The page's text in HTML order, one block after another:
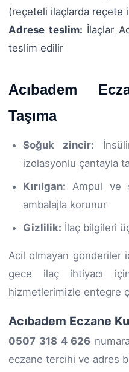
(reçeteli ilaçlarda reçete
Adrese teslim: İlaçlar
teslim edilir
Acıbadem
Taşıma
Soğuk zincir:
izolasyonlu çantayla
Kırılgan: Ampul ve
ambalajla korunur
Gizlilik: İlaç bilgileri
Acil olmayan gönderiler
gece ilaç ihtiyacı
hizmetlerimizle entegre
Acıbadem Eczane
0507 318 4 626
eczane tercihi ve adres